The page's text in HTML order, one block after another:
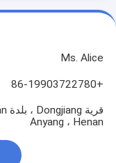
Ms. Alice
+86-19903722780
Anyang ، Henan